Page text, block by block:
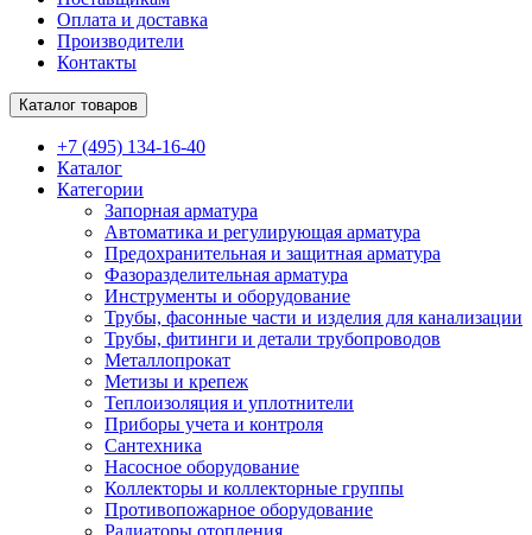
Оплата и доставка
Производители
Контакты
Каталог товаров
+7 (495) 134-16-40
Каталог
Категории
Запорная арматура
Автоматика и регулирующая арматура
Предохранительная и защитная арматура
Фазоразделительная арматура
Инструменты и оборудование
Трубы, фасонные части и изделия для канализации
Трубы, фитинги и детали трубопроводов
Металлопрокат
Метизы и крепеж
Теплоизоляция и уплотнители
Приборы учета и контроля
Сантехника
Насосное оборудование
Коллекторы и коллекторные группы
Противопожарное оборудование
Радиаторы отопления